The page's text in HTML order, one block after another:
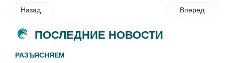
Назад Вперед
ПОСЛЕДНИЕ НОВОСТИ
РАЗЪЯСНЯЕМ